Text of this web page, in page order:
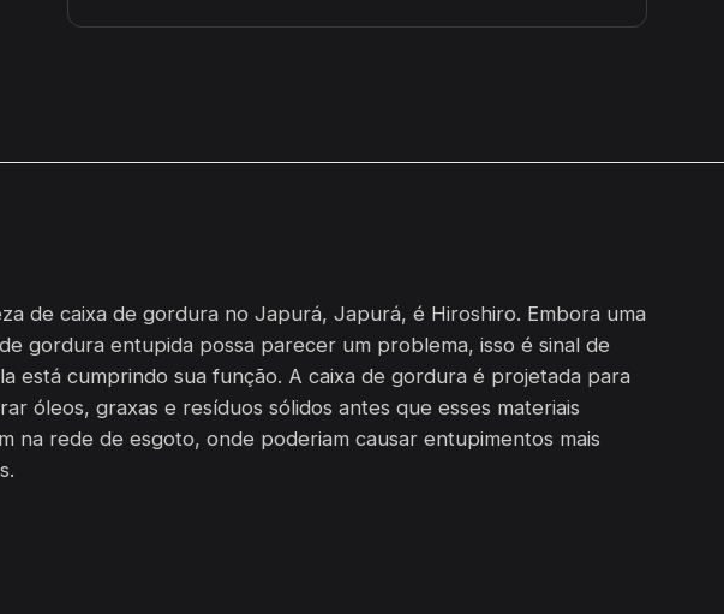
de caixa de gordura no Japurá, Japurá, é Hiroshiro. Embora uma
gordura entupida possa parecer um problema, isso é sinal de
está cumprindo sua função. A caixa de gordura é projetada para
óleos, graxas e resíduos sólidos antes que esses materiais
na rede de esgoto, onde poderiam causar entupimentos mais